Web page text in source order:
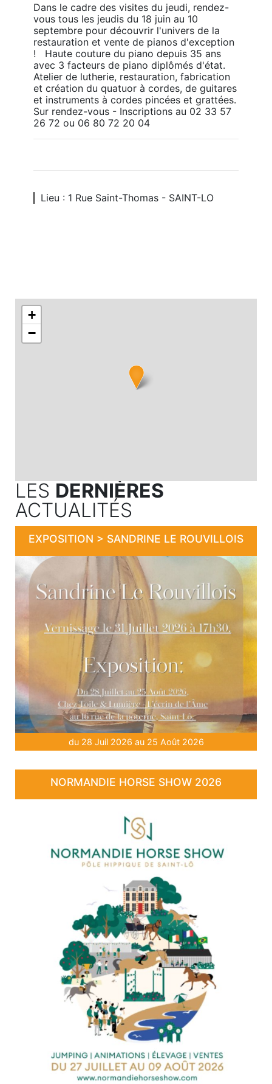
Dans le cadre des visites du jeudi, rendez-
vous tous les jeudis du 18 juin au 10
septembre pour découvrir l'univers de la
restauration et vente de pianos d'exception
!   Haute couture du piano depuis 35 ans
avec 3 facteurs de piano diplômés d'état.
Atelier de lutherie, restauration, fabrication
et création du quatuor à cordes, de guitares
et instruments à cordes pincées et grattées.
Sur rendez-vous - Inscriptions au 02 33 57
26 72 ou 06 80 72 20 04
Lieu : 1 Rue Saint-Thomas - SAINT-LO
+
−
LES DERNIÈRES
ACTUALITÉS
EXPOSITION > SANDRINE LE ROUVILLOIS
du 28 Juil 2026 au 25 Août 2026
NORMANDIE HORSE SHOW 2026